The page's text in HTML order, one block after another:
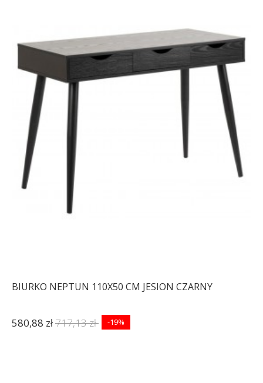
BIURKO NEPTUN 110X50 CM JESION CZARNY
580,88 zł717,13 zł -19%